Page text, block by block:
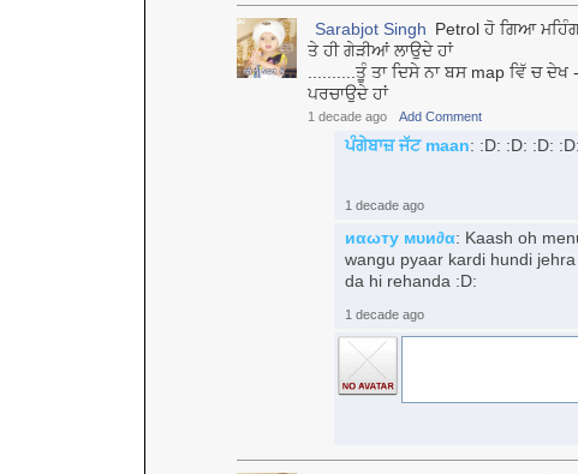
Sarabjot Singh Petrol ਹੋ ਗਿਆ
ਤੇ ਹੀ ਗੇੜੀਆਂ ਲਾਉਦੇ ਹਾਂ
..........ਤੂੰ ਤਾ ਦਿਸੇ ਨਾ ਬਸ map ਵਿੱ ਚ
ਪਰਚਾਉਦੇ ਹਾਂ
1 decade ago Add Comment
ਪੰਗੇਬਾਜ਼ ਜੱਟ maan: :D: :D: :D:
1 decade ago
иαωту мυи∂α: Kaash oh
wangu pyaar kardi hundi
da hi rehanda :D:
1 decade ago